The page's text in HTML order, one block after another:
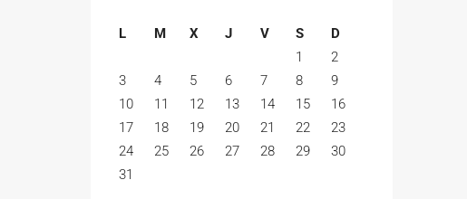
L M X J V S
D
1
2
3
4 5 6 7 8
9
10
11 12 13 14 15
16
17
18 19 20 21 22
23
24
25 26 27 28 29
30
31